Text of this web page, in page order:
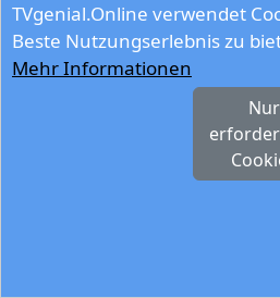
TVgenial.Online verwendet
Beste Nutzungserlebnis zu
Mehr Informationen
Nur